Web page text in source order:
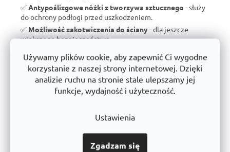
Używamy plików cookie, aby zapewnić Ci wygodne
korzystanie z naszej strony internetowej. Dzięki
analizie ruchu na stronie stale ulepszamy jej
funkcje, wydajność i użyteczność.
Ustawienia
Zgadzam się
✅ Antypoślizgowe nóżki z tworzywa sztucznego - służy
do ochrony podłogi przed uszkodzeniem.
✅ Możliwość zakotwiczenia do ściany- dla jeszcze
większego bezpieczeństwa.
wsparcie dla czeskiej produkcji.
10 lat gwarancji- dowód jakości i długoterminowej
trwałości.
Porównanie z typowymi regałami
dostępnymi na rynku: